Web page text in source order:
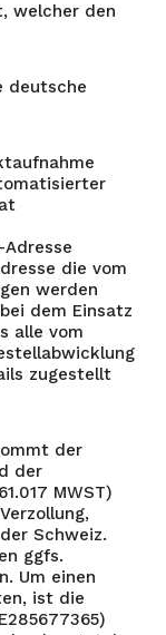
welcher den
deutsche
die vom
werden
dem Einsatz
alle vom
zugestellt
der
der
MWST)
Schweiz.
ggfs.
Um einen
ist die